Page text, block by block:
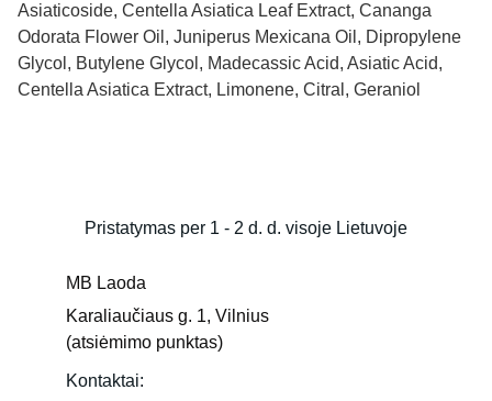
Asiaticoside, Centella Asiatica Leaf Extract, Cananga
Odorata Flower Oil, Juniperus Mexicana Oil, Dipropylene
Glycol, Butylene Glycol, Madecassic Acid, Asiatic Acid,
Centella Asiatica Extract, Limonene, Citral, Geraniol
MB Laoda
Karaliaučiaus g. 1, Vilnius
(atsiėmimo punktas)
Kontaktai:
Pristatymas per 1 - 2 d. d. visoje Lietuvoje